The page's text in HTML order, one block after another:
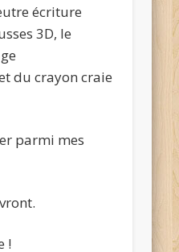
écriture
3D, le
du crayon craie
parmi mes
!